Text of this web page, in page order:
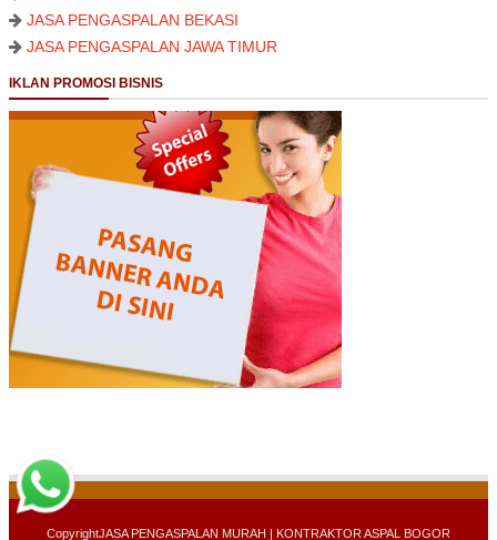
JASA PENGASPALAN BEKASI
JASA PENGASPALAN JAWA TIMUR
IKLAN PROMOSI BISNIS
CopyrightJASA PENGASPALAN MURAH | KONTRAKTOR ASPAL BOGOR